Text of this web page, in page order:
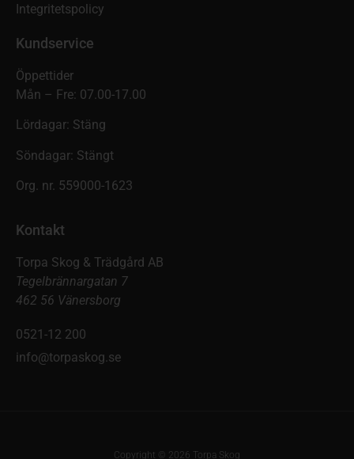
Integritetspolicy
Kundservice
Öppettider
Mån – Fre: 07.00-17.00
Lördagar: Stäng
Söndagar: Stängt
Org. nr. 559000-1623
Kontakt
Torpa Skog & Trädgård AB
Tegelbrännargatan 7
462 56 Vänersborg
0521-12 200
info@torpaskog.se
Copyright © 2026 Torpa Skog